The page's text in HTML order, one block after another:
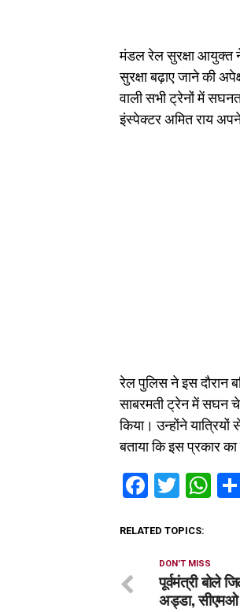
मंडल रेल सुरक्षा आयुक्त
सुरक्षा बढ़ाए जाने की
वाली सभी ट्रेनों में
इंस्पेक्टर अमित राय
रेल पुलिस ने इस दौरान
साबरमती ट्रेन में सघन
किया। उन्होंने
बताया कि इस प्रकार
RELATED TOPICS:
DON'T MISS
पूर्वमंत्री बोले
अड्डा, सीएमओ